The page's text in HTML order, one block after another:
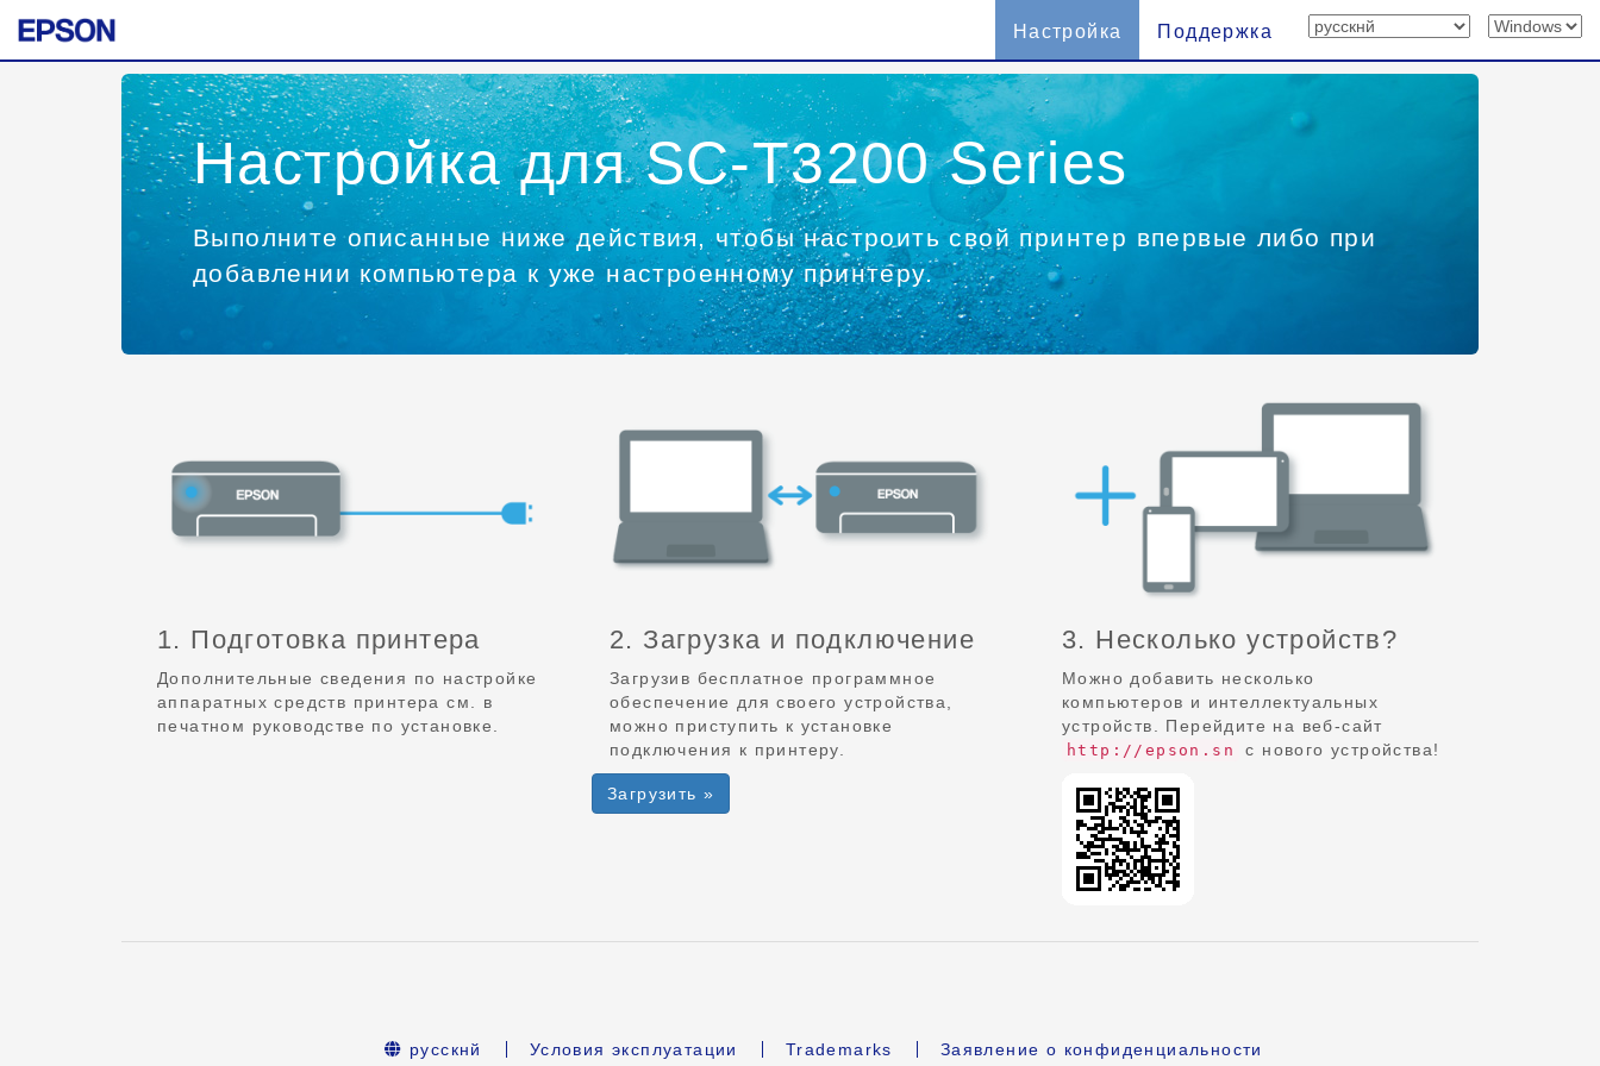
Настройка Поддержка
Настройка для SC-T3200 Series
Выполните описанные ниже действия, чтобы настроить свой принтер впервые либо при
добавлении компьютера к уже настроенному принтеру.
1. Подготовка принтера
Дополнительные сведения по настройке
аппаратных средств принтера см. в
печатном руководстве по установке.
2. Загрузка и подключение
Загрузив бесплатное программное
обеспечение для своего устройства,
можно приступить к установке
подключения к принтеру.
Загрузить »
3. Несколько устройств?
Можно добавить несколько
компьютеров и интеллектуальных
устройств. Перейдите на веб-сайт
http://epson.sn с нового устройства!
русскнй Условия эксплуатации Trademarks Заявление о конфиденциальности